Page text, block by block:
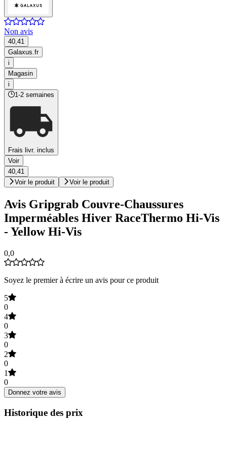
Non avis
40,41
Galaxus.fr
i
Magasin
i
1-2 semaines
Frais livr. inclus
Voir
40,41
Voir le produit
Voir le produit
Avis Gripgrab Couvre-Chaussures
Imperméables Hiver RaceThermo Hi-Vis
- Yellow Hi-Vis
0,0
Soyez le premier à écrire un avis pour ce produit
5
0
4
0
3
0
2
0
1
0
Donnez votre avis
Historique des prix